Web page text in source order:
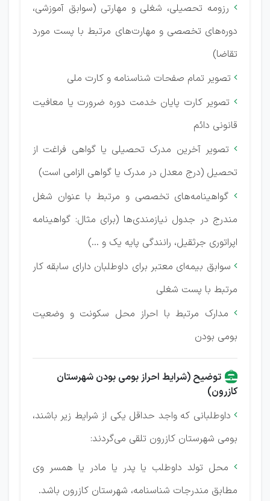
 رزومه تحصیلی، شغلی و مهارتی (سوابق آموزشی،
دوره‌های تخصصی و مهارت‌های مرتبط با پست مورد
تقاضا)
 تصویر تمام صفحات شناسنامه و کارت ملی
 تصویر کارت پایان خدمت دوره ضرورت یا معافیت
قانونی دائم
 تصویر آخرین مدرک تحصیلی یا گواهی فراغت از
تحصیل (درج معدل در مدرک یا گواهی الزامی است)
 گواهینامه‌های تخصصی و مرتبط با عنوان شغل
مندرج در جدول نیازمندی‌ها (برای مثال: گواهینامه
اپراتوری جرثقیل، رانندگی پایه یک و ...)
 سوابق بیمه‌ای معتبر برای داوطلبان دارای سابقه کار
مرتبط با پست شغلی

مدارک مرتبط با احراز محل سکونت و وضعیت
بومی بودن
توضیح (شرایط احراز بومی بودن شهرستان
کازرون)
 داوطلبانی که واجد حداقل یکی از شرایط زیر باشند،
بومی شهرستان کازرون تلقی می‌گردند:

محل تولد داوطلب یا پدر یا مادر یا همسر وی
مطابق مندرجات شناسنامه، شهرستان کازرون باشد.